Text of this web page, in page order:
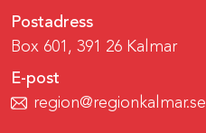
Postadress
Box 601, 391 26 Kalmar
E-post
region@regionkalmar.se